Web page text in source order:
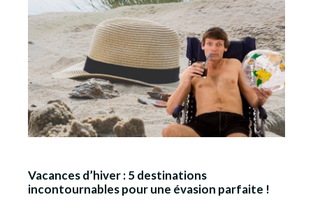
Vacances d’hiver : 5 destinations
incontournables pour une évasion parfaite !